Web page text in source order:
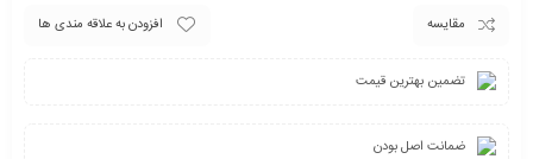
مقایسه افزودن به علاقه مندی ها
تضمین بهترین قیمت
ضمانت اصل بودن